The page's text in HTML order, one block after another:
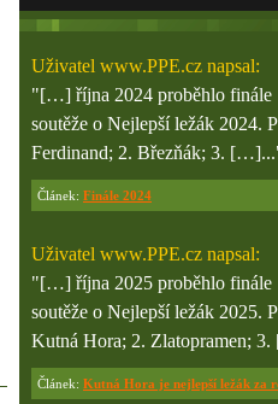
Uživatel www.PPE.cz napsal:
"[…] října 2024 proběhlo finále
soutěže o Nejlepší ležák 2024.
Ferdinand; 2. Březňák; 3.
Článek: Finále 2024
Uživatel www.PPE.cz napsal:
"[…] října 2025 proběhlo finále
soutěže o Nejlepší ležák 2025.
Kutná Hora; 2. Zlatopramen;
Článek: Kutná Hora je nejlepší ležák za